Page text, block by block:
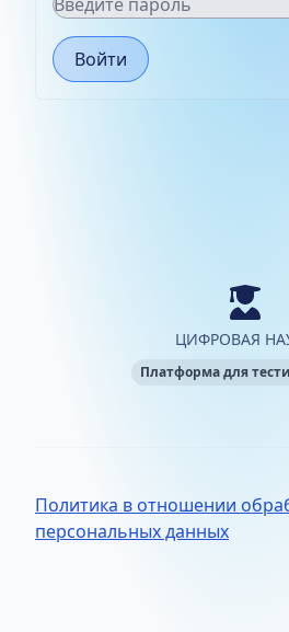
Войти
ЦИФРОВАЯ
Платформа для
Политика в отношении
персональных данных